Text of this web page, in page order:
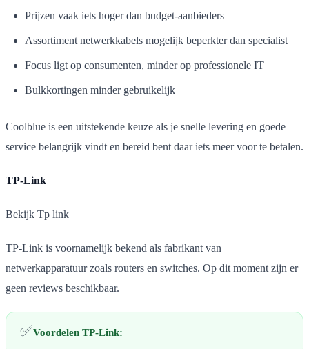
Prijzen vaak iets hoger dan budget-aanbieders
Assortiment netwerkkabels mogelijk beperkter dan specialist
Focus ligt op consumenten, minder op professionele IT
Bulkkortingen minder gebruikelijk
Coolblue is een uitstekende keuze als je snelle levering en goede
service belangrijk vindt en bereid bent daar iets meer voor te betalen.
TP-Link
Bekijk Tp link
TP-Link is voornamelijk bekend als fabrikant van
netwerkapparatuur zoals routers en switches. Op dit moment zijn er
geen reviews beschikbaar.
✅Voordelen TP-Link: